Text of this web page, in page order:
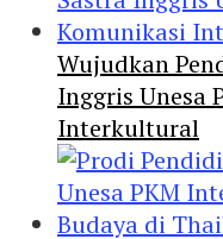
Wujudkan
Inggris Unesa
Interkultural